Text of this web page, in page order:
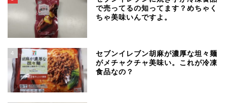
で売ってるの知ってます？めちゃく
ちゃ美味いんですよ。
4
セブンイレブン胡麻が濃厚な坦々麺
がメチャクチャ美味い。これが冷凍
食品なの？